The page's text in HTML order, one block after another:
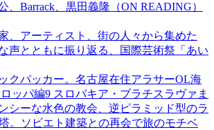
、Barrack、黒田義隆（ON READING）
、アーティスト、街の人々から集めた
声とともに振り返る、国際芸術祭「あい
クパッカー。名古屋在住アラサーOL海
ッパ編9 スロバキア・ブラチスラヴァま
シーな水色の教会、逆ピラミッド型のラ
。ソビエト建築との再会で旅のモチベ